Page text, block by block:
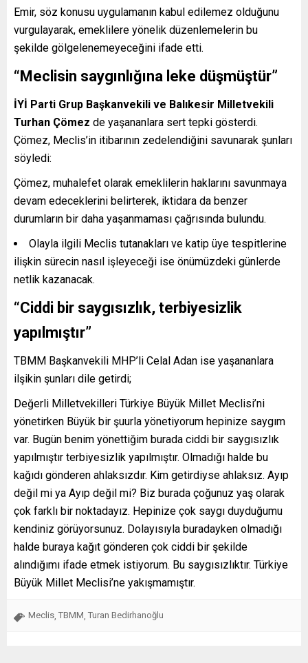
Emir, söz konusu uygulamanın kabul edilemez olduğunu
vurgulayarak, emeklilere yönelik düzenlemelerin bu
şekilde gölgelenemeyeceğini ifade etti.
“Meclisin saygınlığına leke düşmüştür”
İYİ Parti Grup Başkanvekili ve Balıkesir Milletvekili
Turhan Çömez de yaşananlara sert tepki gösterdi.
Çömez, Meclis’in itibarının zedelendiğini savunarak şunları
söyledi:
Çömez, muhalefet olarak emeklilerin haklarını savunmaya
devam edeceklerini belirterek, iktidara da benzer
durumların bir daha yaşanmaması çağrısında bulundu.
Olayla ilgili Meclis tutanakları ve katip üye tespitlerine
ilişkin sürecin nasıl işleyeceği ise önümüzdeki günlerde
netlik kazanacak.
“Ciddi bir saygısızlık, terbiyesizlik
yapılmıştır”
TBMM Başkanvekili MHP’li Celal Adan ise yaşananlara
ilşikin şunları dile getirdi;
Değerli Milletvekilleri Türkiye Büyük Millet Meclisi’ni
yönetirken Büyük bir şuurla yönetiyorum hepinize saygım
var. Bugün benim yönettiğim burada ciddi bir saygısızlık
yapılmıştır terbiyesizlik yapılmıştır. Olmadığı halde bu
kağıdı gönderen ahlaksızdır. Kim getirdiyse ahlaksız. Ayıp
değil mi ya Ayıp değil mi? Biz burada çoğunuz yaş olarak
çok farklı bir noktadayız. Hepinize çok saygı duyduğumu
kendiniz görüyorsunuz. Dolayısıyla buradayken olmadığı
halde buraya kağıt gönderen çok ciddi bir şekilde
alındığımı ifade etmek istiyorum. Bu saygısızlıktır. Türkiye
Büyük Millet Meclisi’ne yakışmamıştır.
Meclis TBMM Turan Bedirhanoğlu